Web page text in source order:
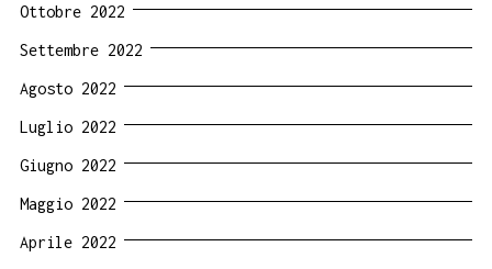
Ottobre 2022
Settembre 2022
Agosto 2022
Luglio 2022
Giugno 2022
Maggio 2022
Aprile 2022